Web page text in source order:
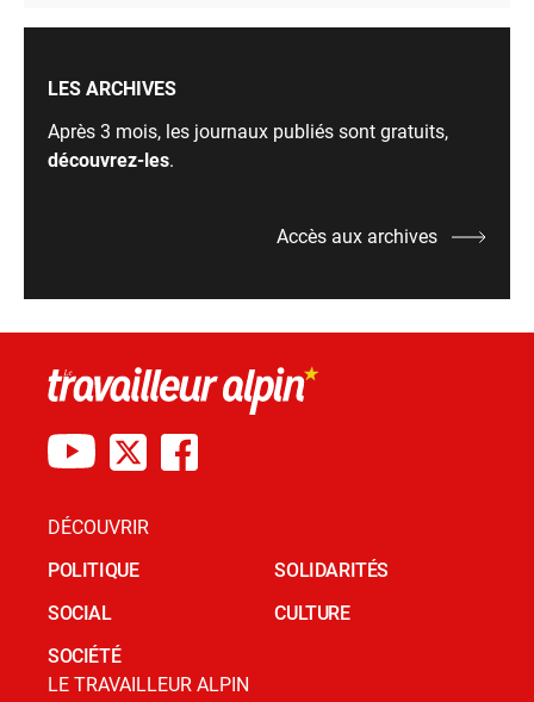
LES ARCHIVES
Après 3 mois, les journaux publiés sont gratuits,
découvrez-les.
Accès aux archives
DÉCOUVRIR
POLITIQUE
SOCIAL
SOCIÉTÉ
SOLIDARITÉS
CULTURE
LE TRAVAILLEUR ALPIN